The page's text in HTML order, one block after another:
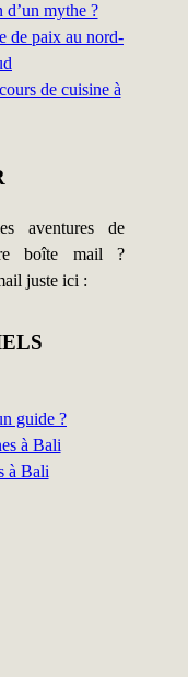
mythe ?
de paix au nord-
de cuisine à
aventures de
boîte mail ?
juste ici :
guide ?
à Bali
à Bali